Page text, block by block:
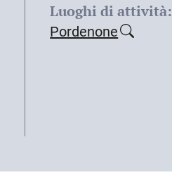
Luoghi di attività:
Pordenone